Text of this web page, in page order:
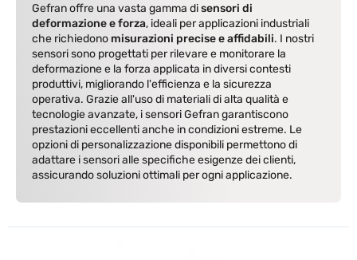
Gefran offre una vasta gamma disensori di
deformazione e forza, ideali per applicazioni industriali
che richiedono misurazioni precise e affidabili. I nostri
sensori sono progettati per rilevare e monitorare la
deformazione e la forza applicata in diversi contesti
produttivi, migliorando l'efficienza e la sicurezza
operativa. Grazie all'uso di materiali di alta qualità e
tecnologie avanzate, i sensori Gefran garantiscono
prestazioni eccellenti anche in condizioni estreme. Le
opzioni di personalizzazione disponibili permettono di
adattare i sensori alle specifiche esigenze dei clienti,
assicurando soluzioni ottimali per ogni applicazione.